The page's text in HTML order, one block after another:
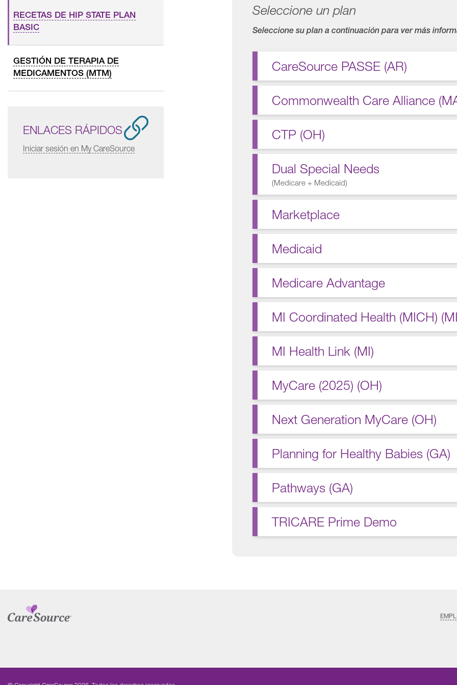
RECETAS DE HIP STATE PLAN
BASIC
GESTIÓN DE TERAPIA DE
MEDICAMENTOS (MTM)
ENLACES RÁPIDOS
Iniciar sesión en My CareSource
Seleccione un plan
Seleccione su plan a continuación para ver más
CareSource PASSE (AR)
Commonwealth Care Alliance
CTP (OH)
Dual Special Needs
(Medicare + Medicaid)
Marketplace
Medicaid
Medicare Advantage
MI Coordinated Health (MICH)
MI Health Link (MI)
MyCare (2025) (OH)
Next Generation MyCare (OH)
Planning for Healthy Babies (GA)
Pathways (GA)
TRICARE Prime Demo